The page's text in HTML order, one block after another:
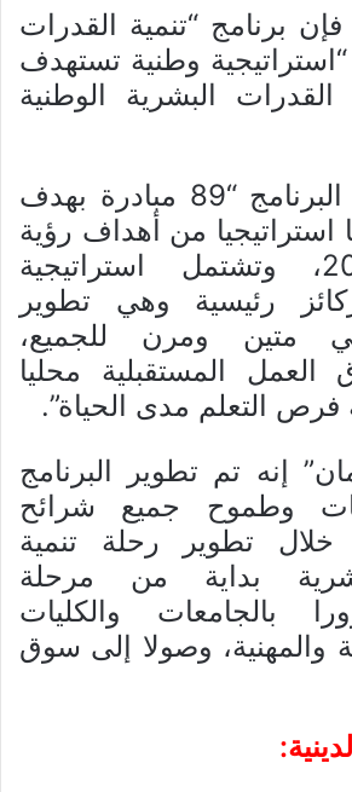
برنامج “تنمية القدرات
“استراتيجية وطنية تستهدف
القدرات البشرية الوطنية
وتتضمن خطة البرنامج “89 مبادرة بهدف
16 هدفا استراتيجيا من أهداف رؤية
المملكة 2030، وتشتمل استراتيجية
3 ركائز رئيسية وهي تطوير
متين ومرن للجميع،
العمل المستقبلية محليا
فرص التعلم مدى الحياة”.
إنه تم تطوير البرنامج
وطموح جميع شرائح
خلال تطوير رحلة تنمية
بداية من مرحلة
بالجامعات والكليات
والمهنية، وصولا إلى سوق